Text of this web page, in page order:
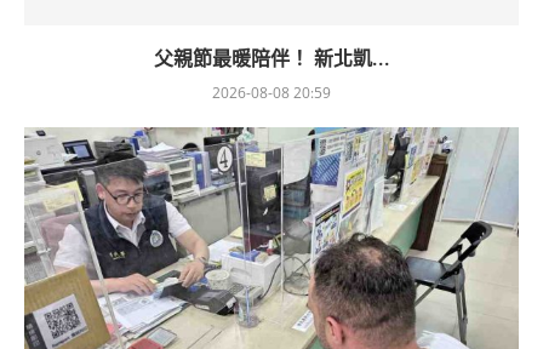
父親節最暖陪伴！ 新北凱...
2026-08-08 20:59